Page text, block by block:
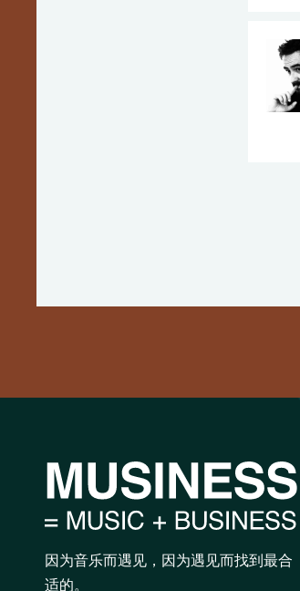
因为音乐而遇见，因为遇见而找到最合
适的。